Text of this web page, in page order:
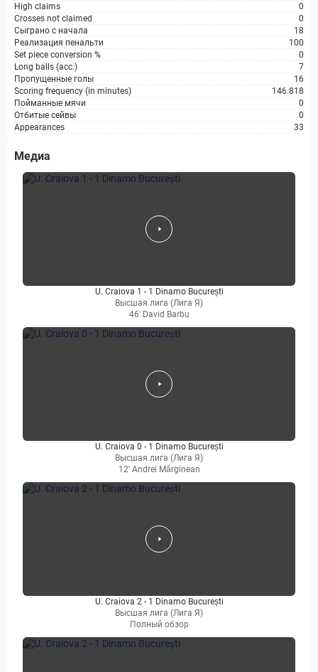
High claims
0
Crosses not claimed
0
Сыграно с начала
18
Реализация пенальти
100
Set piece conversion %
0
Long balls (acc.)
7
Пропущенные голы
16
Scoring frequency (in minutes)
146.818
Пойманные мячи
0
Отбитые сейвы
0
Appearances
33
Медиа
U. Craiova 1 - 1 Dinamo București
Высшая лига (Лига Я)
46' David Barbu
U. Craiova 0 - 1 Dinamo București
Высшая лига (Лига Я)
12' Andrei Mărginean
U. Craiova 2 - 1 Dinamo București
Высшая лига (Лига Я)
Полный обзор